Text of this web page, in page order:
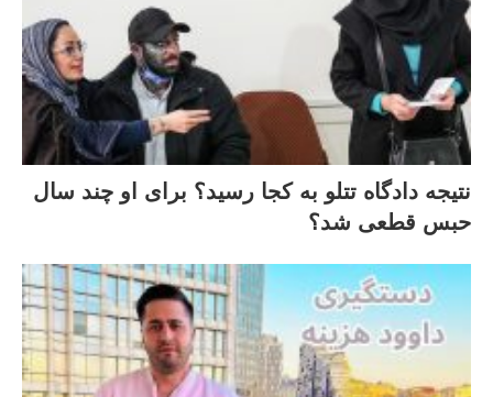
نتیجه دادگاه تتلو به کجا رسید؟ برای او چند سال
حبس قطعی شد؟